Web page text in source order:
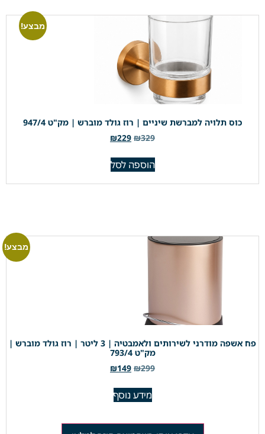
מבצע!
כוס תלויה למברשת שיניים | רוז גולד מוברש | מק"ט 947/4
₪329
₪229
הוספה לסל
מבצע!
פח אשפה מודרני לשירותים ולאמבטיה | 3 ליטר | רוז גולד מוברש |
מק"ט 793/4
₪299
₪149
מידע נוסף